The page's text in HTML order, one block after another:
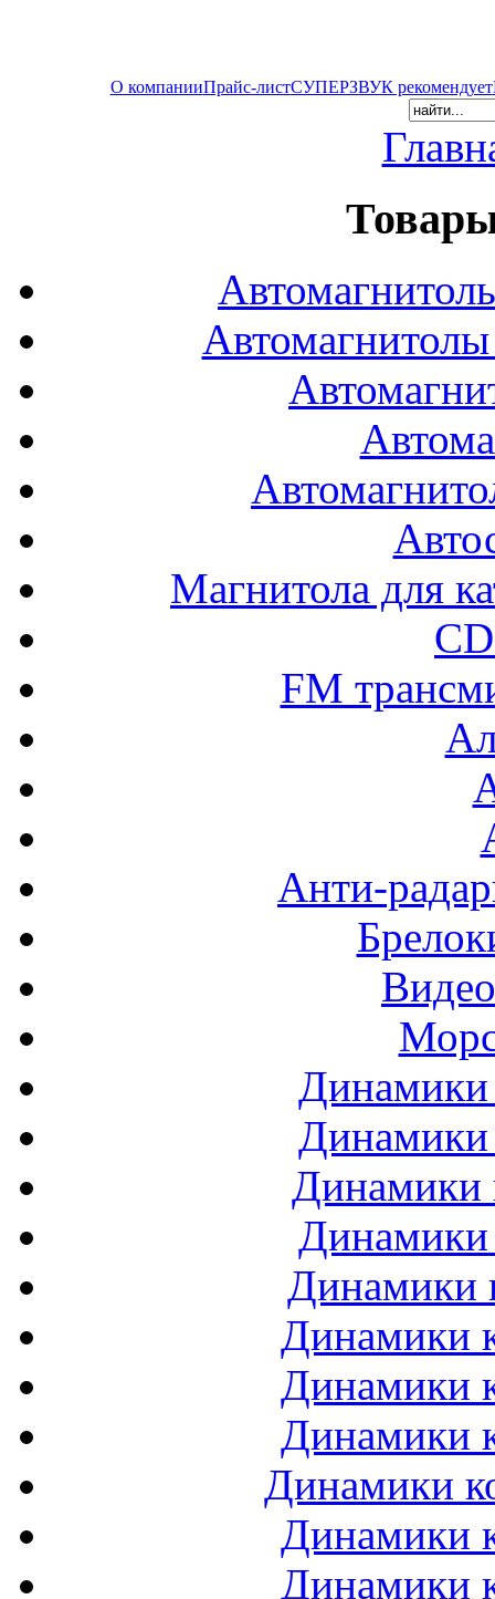
О компанииПрайс-листСУПЕРЗВУК рекомендует
Магнитола для
FM
Анти-
Динамики
Динамики
Динамики
Динамики
Динамики
Динамики
Динамики
Динамики
Динамики
Динамики
Динамики